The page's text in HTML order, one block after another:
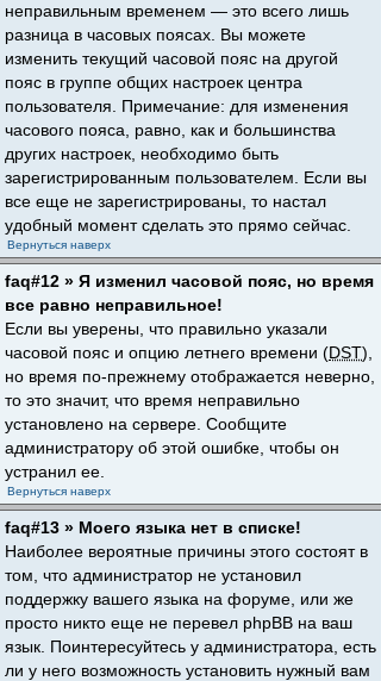
неправильным временем — это всего лишь
разница в часовых поясах. Вы можете
изменить текущий часовой пояс на другой
пояс в группе общих настроек центра
пользователя. Примечание: для изменения
часового пояса, равно, как и большинства
других настроек, необходимо быть
зарегистрированным пользователем. Если вы
все еще не зарегистрированы, то настал
удобный момент сделать это прямо сейчас.
Вернуться наверх
faq#12 » Я изменил часовой пояс, но время
все равно неправильное!
Если вы уверены, что правильно указали
часовой пояс и опцию летнего времени (DST),
но время по-прежнему отображается неверно,
то это значит, что время неправильно
установлено на сервере. Сообщите
администратору об этой ошибке, чтобы он
устранил ее.
Вернуться наверх
faq#13 » Моего языка нет в списке!
Наиболее вероятные причины этого состоят в
том, что администратор не установил
поддержку вашего языка на форуме, или же
просто никто еще не перевел phpBB на ваш
язык. Поинтересуйтесь у администратора, есть
ли у него возможность установить нужный вам